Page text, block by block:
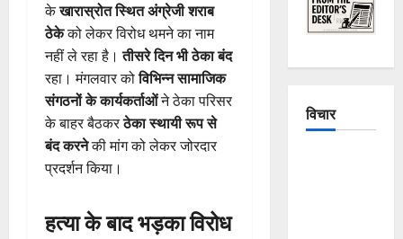
केखारास्रोत स्थित अंग्रेजी शराब
ठेकेको लेकर विरोध थमने का नाम
नहीं ले रहा है।तीसरे दिन भी ठेका बंद
रहा। मंगलवार कोविभिन्न सामाजिक
संगठनों के कार्यकर्ताओंने ठेका परिसर
के बाहर बैठकरठेका स्थायी रूप से
बंद करनेकी मांग को लेकर जोरदार
प्रदर्शन किया।
हत्या के बाद भड़का विरोध
विचार